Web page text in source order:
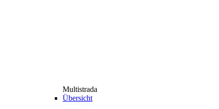
Multistrada
Übersicht